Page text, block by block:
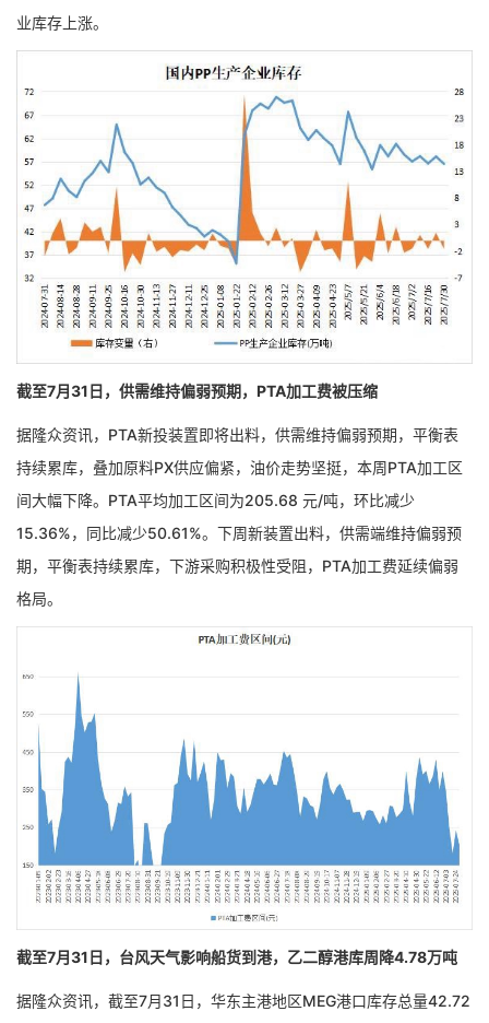
业库存上涨。
截至7月31日，供需维持偏弱预期，PTA加工费被压缩
据隆众资讯，PTA新投装置即将出料，供需维持偏弱预期，平衡表
持续累库，叠加原料PX供应偏紧，油价走势坚挺，本周PTA加工区
间大幅下降。PTA平均加工区间为205.68 元/吨，环比减少
15.36%，同比减少50.61%。下周新装置出料，供需端维持偏弱预
期，平衡表持续累库，下游采购积极性受阻，PTA加工费延续偏弱
格局。
截至7月31日，台风天气影响船货到港，乙二醇港库周降4.78万吨
据隆众资讯，截至7月31日，华东主港地区MEG港口库存总量42.72